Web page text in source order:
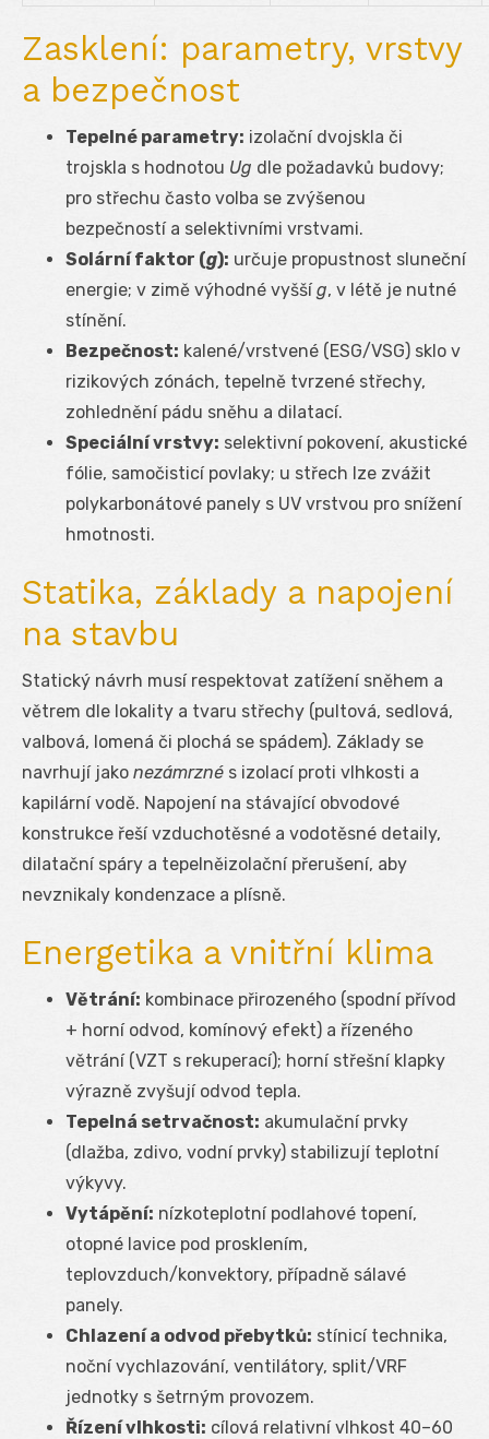
Zasklení: parametry, vrstvy
a bezpečnost
Tepelné parametry: izolační dvojskla či
trojskla s hodnotou Ug dle požadavků budovy;
pro střechu často volba se zvýšenou
bezpečností a selektivními vrstvami.
Solární faktor (g): určuje propustnost sluneční
energie; v zimě výhodné vyššíg, v létě je nutné
stínění.
Bezpečnost: kalené/vrstvené (ESG/VSG) sklo v
rizikových zónách, tepelně tvrzené střechy,
zohlednění pádu sněhu a dilatací.
Speciální vrstvy: selektivní pokovení, akustické
fólie, samočisticí povlaky; u střech lze zvážit
polykarbonátové panely s UV vrstvou pro snížení
hmotnosti.
Statika, základy a napojení
na stavbu
Statický návrh musí respektovat zatížení sněhem a
větrem dle lokality a tvaru střechy (pultová, sedlová,
valbová, lomená či plochá se spádem). Základy se
navrhují jako nezámrzné s izolací proti vlhkosti a
kapilární vodě. Napojení na stávající obvodové
konstrukce řeší vzduchotěsné a vodotěsné detaily,
dilatační spáry a tepelněizolační přerušení, aby
nevznikaly kondenzace a plísně.
Energetika a vnitřní klima
Větrání: kombinace přirozeného (spodní přívod
+ horní odvod, komínový efekt) a řízeného
větrání (VZT s rekuperací); horní střešní klapky
výrazně zvyšují odvod tepla.
Tepelná setrvačnost: akumulační prvky
(dlažba, zdivo, vodní prvky) stabilizují teplotní
výkyvy.
Vytápění: nízkoteplotní podlahové topení,
otopné lavice pod prosklením,
teplovzduch/konvektory, případně sálavé
panely.
Chlazení a odvod přebytků: stínicí technika,
noční vychlazování, ventilátory, split/VRF
jednotky s šetrným provozem.
Řízení vlhkosti: cílová relativní vlhkost 40–60